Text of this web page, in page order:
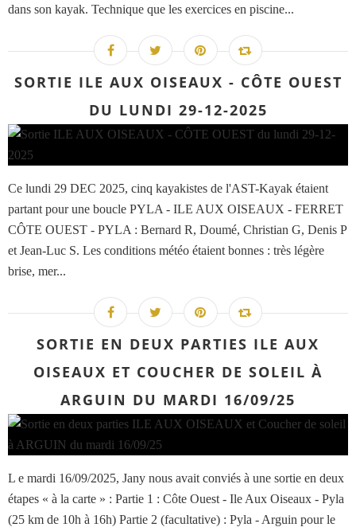
dans son kayak. Technique que les exercices en piscine...
SORTIE ILE AUX OISEAUX - CÔTE OUEST
DU LUNDI 29-12-2025
Ce lundi 29 DEC 2025, cinq kayakistes de l'AST-Kayak étaient
partant pour une boucle PYLA - ILE AUX OISEAUX - FERRET
CÔTE OUEST - PYLA : Bernard R, Doumé, Christian G, Denis P
et Jean-Luc S. Les conditions météo étaient bonnes : très légère
brise, mer...
SORTIE EN DEUX PARTIES ILE AUX
OISEAUX ET COUCHER DE SOLEIL À
ARGUIN DU MARDI 16/09/25
L e mardi 16/09/2025, Jany nous avait conviés à une sortie en deux
étapes « à la carte » : Partie 1 : Côte Ouest - Ile Aux Oiseaux - Pyla
(25 km de 10h à 16h) Partie 2 (facultative) : Pyla - Arguin pour le